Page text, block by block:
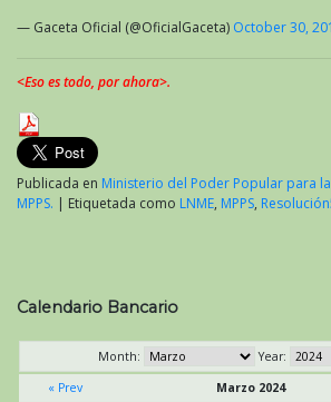
— Gaceta Oficial (@OficialGaceta) October 30,
<Eso es todo, por ahora>.
Publicada en Ministerio del Poder Popular para
MPPS. | Etiquetada como LNME, MPPS,
Calendario Bancario
Month:
Year:
« Prev
Marzo 2024